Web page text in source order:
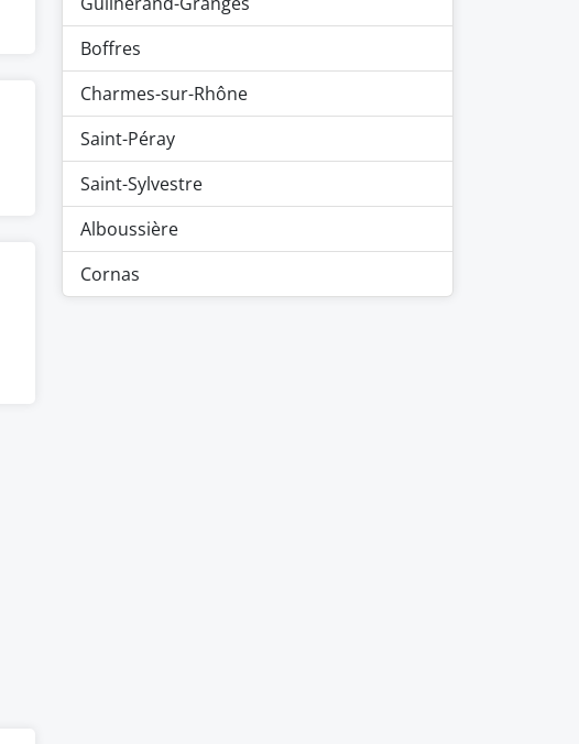
Boffres
Charmes-sur-Rhône
Saint-Péray
Saint-Sylvestre
Alboussière
Cornas